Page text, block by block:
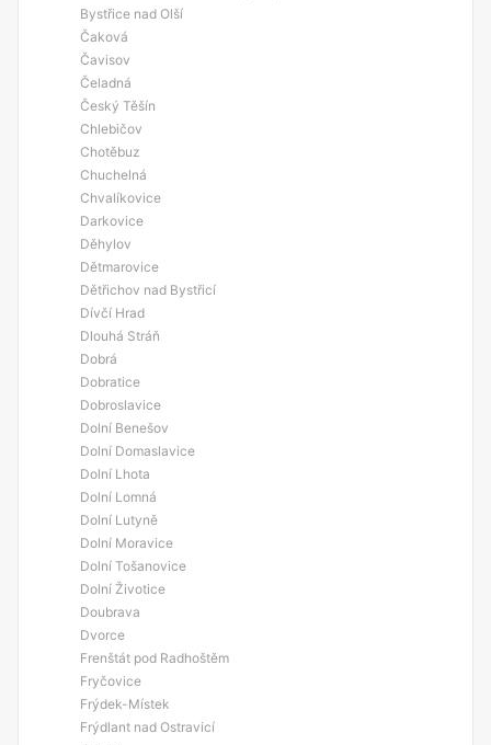
Bystřice nad Olší
Čaková
Čavisov
Čeladná
Český Těšín
Chlebičov
Chotěbuz
Chuchelná
Chvalíkovice
Darkovice
Děhylov
Dětmarovice
Dětřichov nad Bystřicí
Dívčí Hrad
Dlouhá Stráň
Dobrá
Dobratice
Dobroslavice
Dolní Benešov
Dolní Domaslavice
Dolní Lhota
Dolní Lomná
Dolní Lutyně
Dolní Moravice
Dolní Tošanovice
Dolní Životice
Doubrava
Dvorce
Frenštát pod Radhoštěm
Fryčovice
Frýdek-Místek
Frýdlant nad Ostravicí